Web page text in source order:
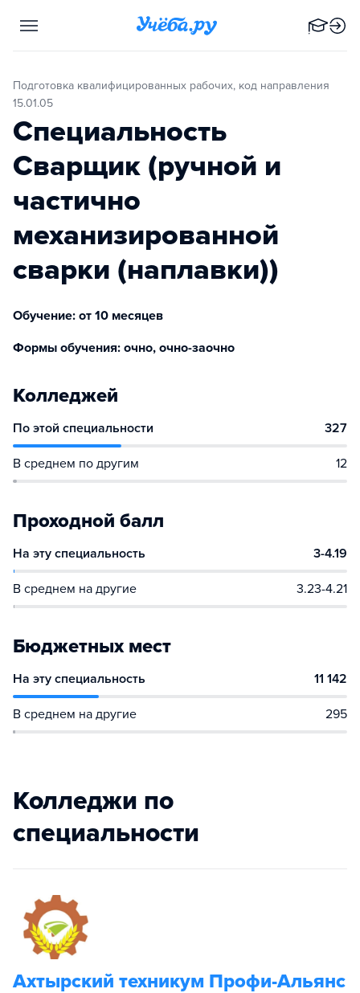
Подготовка квалифицированных рабочих, код направления
15.01.05
Специальность
Сварщик (ручной и
частично
механизированной
сварки (наплавки))
Обучение: от 10 месяцев
Формы обучения: очно, очно-заочно
Колледжей
По этой специальности 327
В среднем по другим 12
Проходной балл
На эту специальность 3-4.19
В среднем на другие 3.23-4.21
Бюджетных мест
На эту специальность 11 142
В среднем на другие 295
Колледжи по
специальности
Ахтырский техникум Профи-Альянс